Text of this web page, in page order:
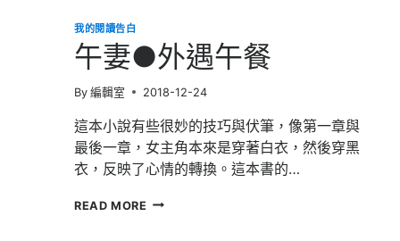
我的閱讀告白
午妻●外遇午餐
By 編輯室 2018-12-24
這本小說有些很妙的技巧與伏筆，像第一章與
最後一章，女主角本來是穿著白衣，然後穿黑
衣，反映了心情的轉換。這本書的…
READ MORE 午